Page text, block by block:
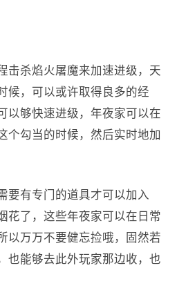
击杀焰火屠魔来加速进级，天
候，可以或许取得良多的经
以够快速进级，年夜家可以在
个勾当的时候，然后实时地加
要有专门的道具才可以加入
花了，这些年夜家可以在日常
以万万不要健忘捡哦，固然若
也能够去此外玩家那边收，也